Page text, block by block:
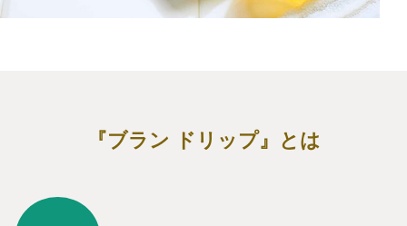
『ブラン ドリップ』とは